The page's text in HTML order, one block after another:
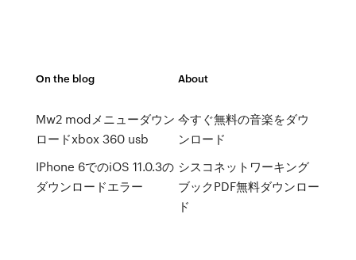
On the blog
Mw2 modメニューダウン
ロードxbox 360 usb
IPhone 6でのiOS 11.0.3の
ダウンロードエラー
About
今すぐ無料の音楽をダウ
ンロード
シスコネットワーキング
ブックPDF無料ダウンロー
ド